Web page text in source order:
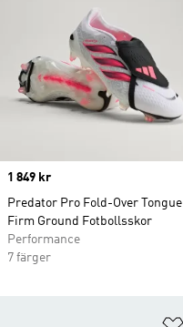
Price
1 849 kr
Predator Pro Fold-Over Tongue
Firm Ground Fotbollsskor
Performance
7 färger